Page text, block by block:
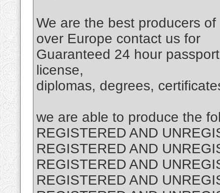
We are the best producers
over Europe contact us for
Guaranteed 24 hour
license,
diplomas, degrees,
we are able to produce the
REGISTERED AND
REGISTERED AND
REGISTERED AND
REGISTERED AND